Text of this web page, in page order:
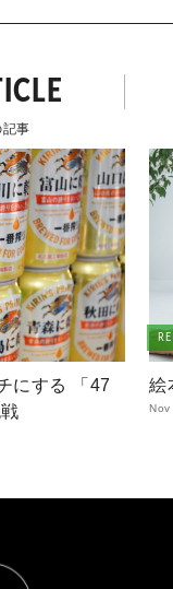
事
にする 「47
絵
Nov